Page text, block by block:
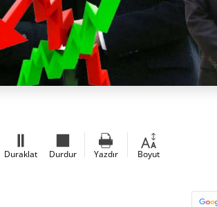
Duraklat Durdur Yazdır Boyut